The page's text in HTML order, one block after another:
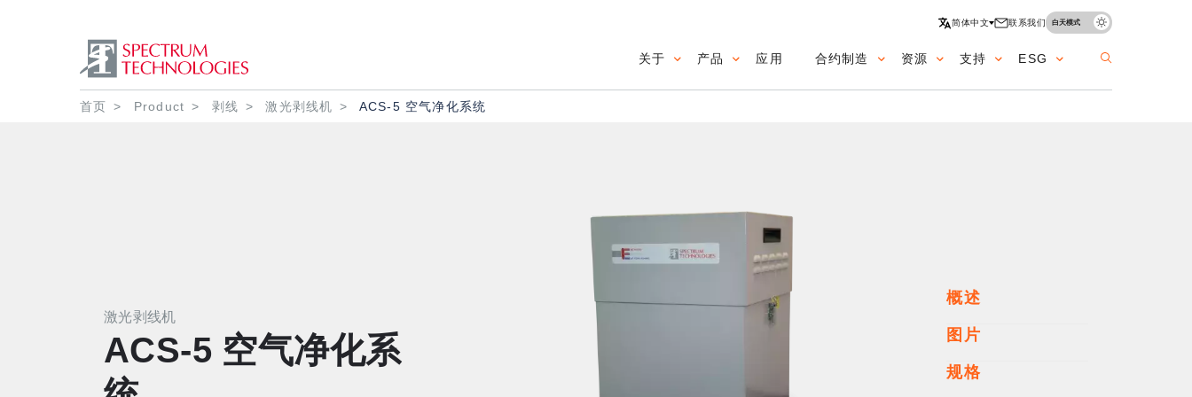
简体中文 联系我们 白天模式
Main navigation
关于 产品 应用 合约制造 资源 支持 ESG
面包屑
首页 Product 剥线 激光剥线机 ACS-5 空气净化系统
激光剥线机
ACS-5 空气净化系
概述
图片
规格